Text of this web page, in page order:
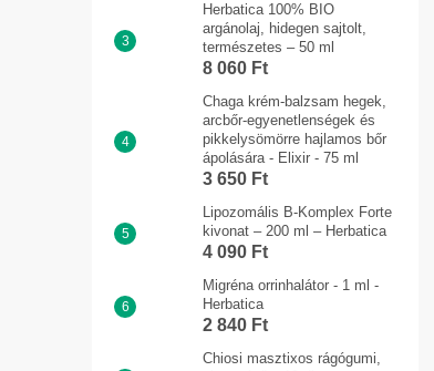
Herbatica 100% BIO
argánolaj, hidegen sajtolt,
természetes – 50 ml
8 060 Ft
Chaga krém-balzsam hegek,
arcbőr-egyenetlenségek és
pikkelysömörre hajlamos bőr
ápolására - Elixir - 75 ml
3 650 Ft
Lipozomális B-Komplex Forte
kivonat – 200 ml – Herbatica
4 090 Ft
Migréna orrinhalátor - 1 ml -
Herbatica
2 840 Ft
Chiosi masztixos rágógumi,